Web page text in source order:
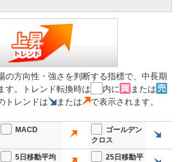
の方向性・強さを判断する指標で、中長期
す。トレンド転換時は
内に
または
トレンドは
または で表示されます。
MACD
ゴールデン
クロス
5日移動平均
25日移動平